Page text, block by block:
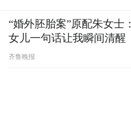
“婚外胚胎案”原配朱女士：
女儿一句话让我瞬间清醒
齐鲁晚报